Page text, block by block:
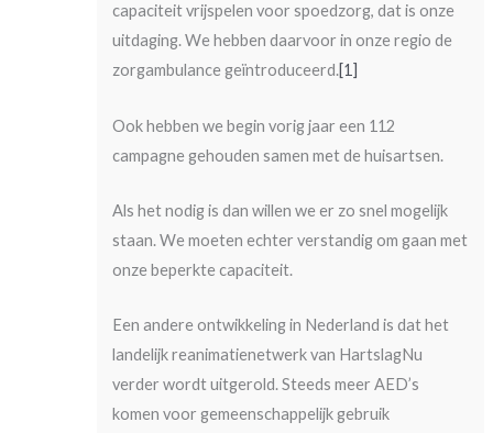
capaciteit vrijspelen voor spoedzorg, dat is onze
uitdaging. We hebben daarvoor in onze regio de
zorgambulance geïntroduceerd.[1]
Ook hebben we begin vorig jaar een 112
campagne gehouden samen met de huisartsen.
Als het nodig is dan willen we er zo snel mogelijk
staan. We moeten echter verstandig om gaan met
onze beperkte capaciteit.
Een andere ontwikkeling in Nederland is dat het
landelijk reanimatienetwerk van HartslagNu
verder wordt uitgerold. Steeds meer AED’s
komen voor gemeenschappelijk gebruik